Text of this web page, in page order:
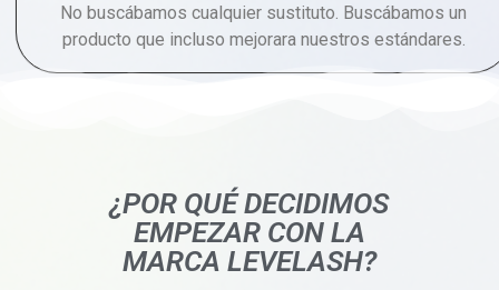
No buscábamos cualquier sustituto. Buscábamos un
producto que incluso mejorara nuestros estándares.
¿POR QUÉ DECIDIMOS
EMPEZAR CON LA
MARCA LEVELASH?